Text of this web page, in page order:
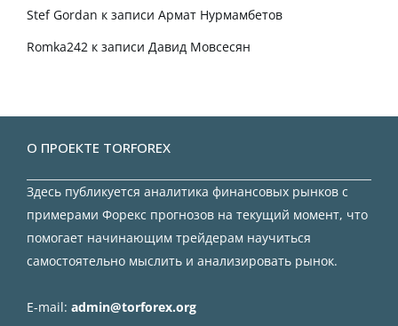
Stef Gordan к записи Армат Нурмамбетов
Romka242 к записи Давид Мовсесян
О ПРОЕКТЕ TORFOREX
Здесь публикуется аналитика финансовых рынков с
примерами Форекс прогнозов на текущий момент, что
помогает начинающим трейдерам научиться
самостоятельно мыслить и анализировать рынок.
E-mail: admin@torforex.org